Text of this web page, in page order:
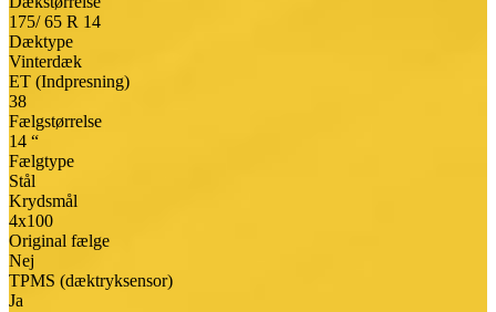
175/ 65 R 14
Dæktype
Vinterdæk
ET (Indpresning)
38
Fælgstørrelse
14 “
Fælgtype
Stål
Krydsmål
4x100
Original fælge
Nej
TPMS (dæktryksensor)
Ja